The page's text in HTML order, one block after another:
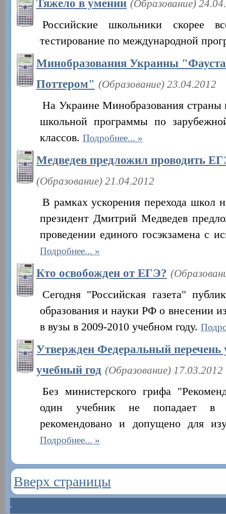
Тяжело в умении (Образование)
Российские школьники скорее
тестирование по международной
Минобразования Украины
Поттером" (Образование) 23.04.2012
На Украине Минобразования страны
школьной программы по
классов. Подробнее...
Медведев предложил проводить
(Образование) 21.04.2012
В рамках ускорения перехода школ
президент Дмитрий Медведев
проведении единого госэкзамена с
Подробнее...
Кто освобожден от ЕГЭ?
Сегодня "Российская газета"
образования и науки РФ о внесении
в вузы в 2009-2010 учебном году.
Утвержден Федеральный перечень
учебный год (Образование) 17.03.2012
Без министерского грифа
один учебник не попадает в
рекомендовано и допущено для
Подробнее...
Вверх страницы
.